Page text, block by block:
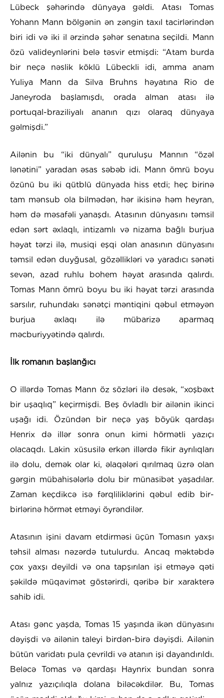
Lübeck şəhərində dünyaya gəldi. Atası Tomas
Yohann Mann bölgənin ən zəngin taxıl tacirlərindən
biri idi və iki il ərzində şəhər senatına seçildi. Mann
özü valideynlərini belə təsvir etmişdi: “Atam burda
bir neçə nəslik köklü Lübeckli idi, amma anam
Yuliya Mann da Silva Bruhns həyatına Rio de
Janeyroda başlamışdı, orada alman atası ilə
portuqal-braziliyalı ananın qızı olaraq dünyaya
gəlmişdi.”
Ailənin bu “iki dünyalı” quruluşu Mannın “özəl
lənətini” yaradan əsas səbəb idi. Mann ömrü boyu
özünü bu iki qütblü dünyada hiss etdi; heç birinə
tam mənsub ola bilmədən, hər ikisinə həm heyran,
həm də məsafəli yanaşdı. Atasının dünyasını təmsil
edən sərt əxlaqlı, intizamlı və nizama bağlı burjua
həyat tərzi ilə, musiqi eşqi olan anasının dünyasını
təmsil edən duyğusal, gözəllikləri və yaradıcı sənəti
sevən, azad ruhlu bohem həyat arasında qalırdı.
Tomas Mann ömrü boyu bu iki həyat tərzi arasında
sarsılır, ruhundakı sənətçi məntiqini qəbul etməyən
burjua əxlaqı ilə mübarizə aparmaq
məcburiyyətində qalırdı.
İlk romanın başlanğıcı
O illərdə Tomas Mann öz sözləri ilə desək, “xoşbəxt
bir uşaqlıq” keçirmişdi. Beş övladlı bir ailənin ikinci
uşağı idi. Özündən bir neçə yaş böyük qardaşı
Henrix də illər sonra onun kimi hörmətli yazıçı
olacaqdı. Lakin xüsusilə erkən illərdə fikir ayrılıqları
ilə dolu, demək olar ki, əlaqələri qırılmaq üzrə olan
gərgin mübahisələrlə dolu bir münasibət yaşadılar.
Zaman keçdikcə isə fərqliliklərini qəbul edib bir-
birlərinə hörmət etməyi öyrəndilər.
Atasının işini davam etdirməsi üçün Tomasın yaxşı
təhsil alması nəzərdə tutulurdu. Ancaq məktəbdə
çox yaxşı deyildi və ona tapşırılan işi etməyə qəti
şəkildə müqavimət göstərirdi, qəribə bir xarakterə
sahib idi.
Atası gənc yaşda, Tomas 15 yaşında ikən dünyasını
dəyişdi və ailənin taleyi birdən-birə dəyişdi. Ailənin
bütün varidatı pula çevrildi və atanın işi dayandırıldı.
Beləcə Tomas və qardaşı Haynrix bundan sonra
yalnız yazıçılıqla dolana biləcəkdilər. Bu, Tomas